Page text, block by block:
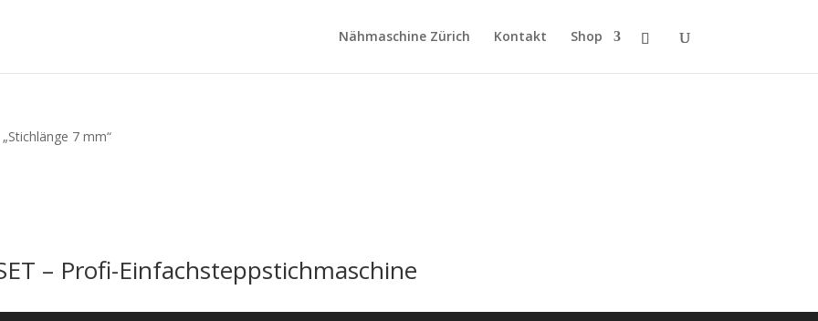
Nähmaschine Zürich Kontakt Shop
7 mm“
– Profi-Einfachsteppstichmaschine